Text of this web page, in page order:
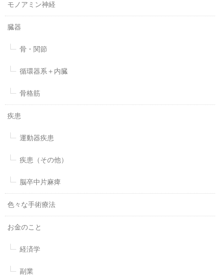
モノアミン神経
臓器
骨・関節
循環器系＋内臓
骨格筋
疾患
運動器疾患
疾患（その他）
脳卒中片麻痺
色々な手術療法
お金のこと
経済学
副業